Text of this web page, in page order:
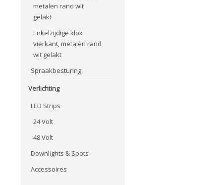
metalen rand wit
gelakt
Enkelzijdige klok
vierkant, metalen rand
wit gelakt
Spraakbesturing
Verlichting
LED Strips
24 Volt
48 Volt
Downlights & Spots
Accessoires